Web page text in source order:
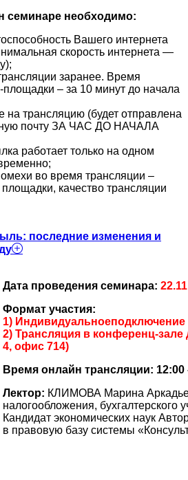
семинаре необходимо:
Вашего интернета
скорость интернета —
заранее. Время
– за 10 минут до начала
на трансляцию (будет отправлена
почту ЗА ЧАС ДО НАЧАЛА
работает только на одном
во время трансляции –
качество трансляции
последние изменения и
Дата проведения семинара:
Формат участия:
1)
2) Трансляция в конференц-зале
4, офис 714)
Время онлайн трансляции: 12:00
Лектор: КЛИМОВА Марина
налогообложения, бухгалтерского
Кандидат экономических наук
в правовую базу системы